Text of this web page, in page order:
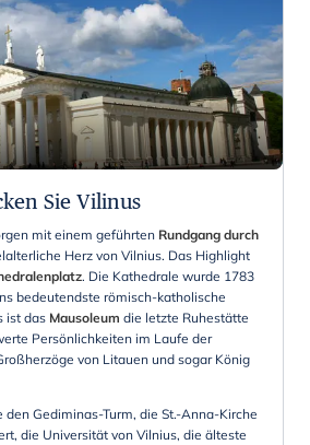
Sie Vilinus
mit einem geführten Rundgang durch
Herz von Vilnius. Das Highlight
. Die Kathedrale wurde 1783
bedeutendste römisch-katholische
ist das Mausoleum die letzte Ruhestätte
Persönlichkeiten im Laufe der
von Litauen und sogar König
den Gediminas-Turm, die St.-Anna-Kirche
die Universität von Vilnius, die älteste